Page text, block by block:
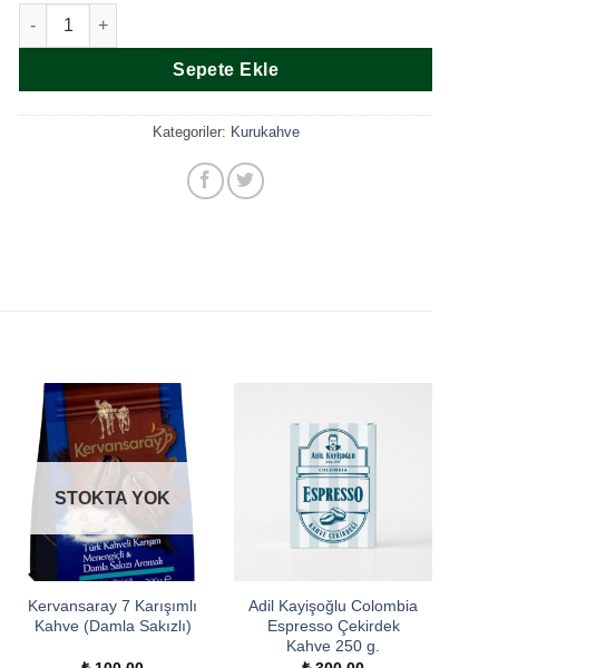
Kahve Kreması 500 g. adet
Sepete Ekle
Kategoriler: Kurukahve
STOKTA YOK
Kervansaray 7 Karışımlı
Kahve (Damla Sakızlı)
Adil Kayişoğlu Colombia
Espresso Çekirdek
Kahve 250 g.